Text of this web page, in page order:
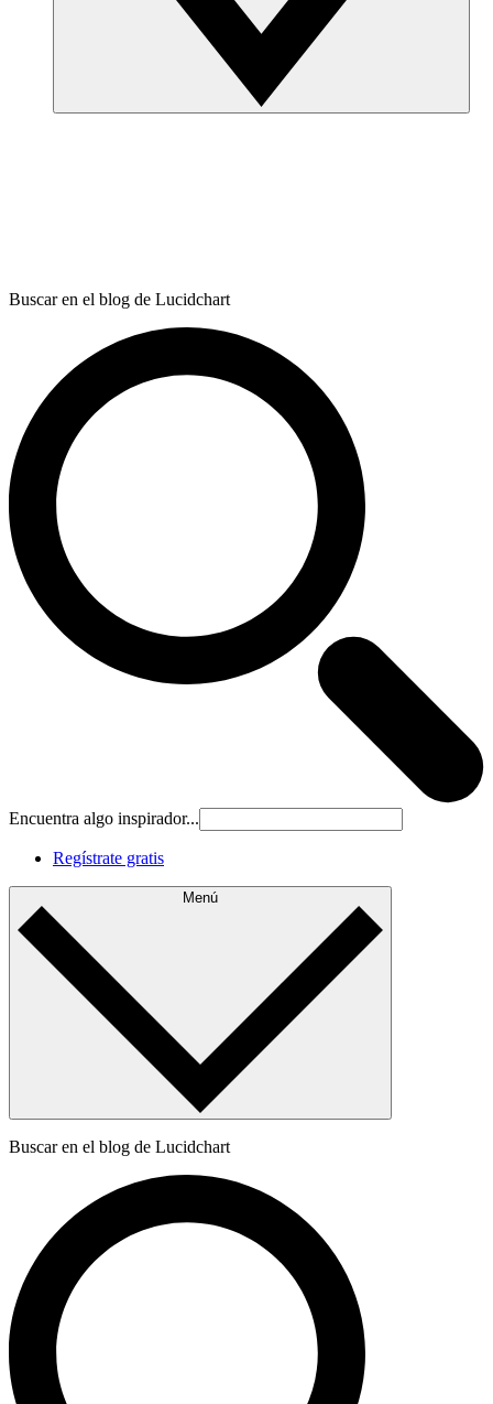
Buscar en el blog de Lucidchart
Encuentra algo inspirador...
Regístrate gratis
Menú
Buscar en el blog de Lucidchart